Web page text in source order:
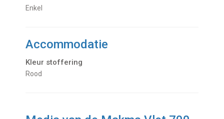
Enkel
Accommodatie
Kleur stoffering
Rood